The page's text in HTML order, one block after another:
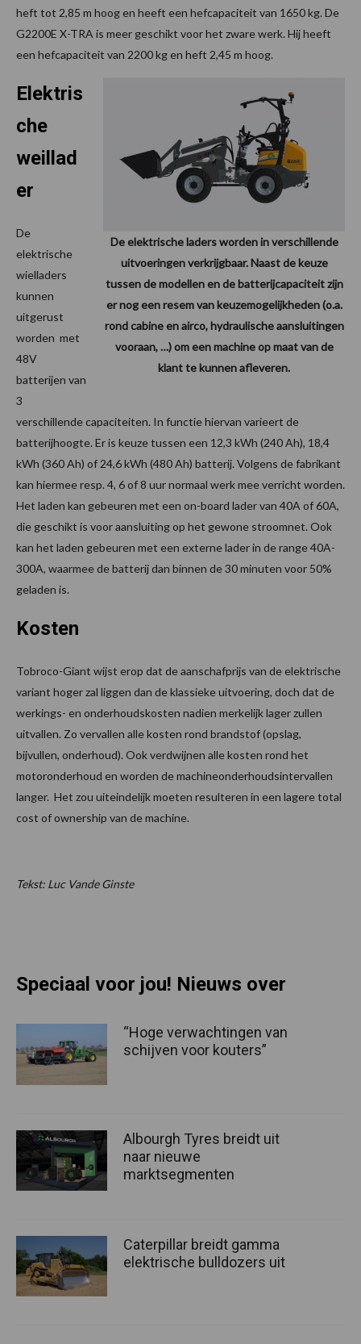
heft tot 2,85 m hoog en heeft een hefcapaciteit van 1650 kg. De
G2200E X-TRA is meer geschikt voor het zware werk. Hij heeft
een hefcapaciteit van 2200 kg en heft 2,45 m hoog.
De elektrische laders worden in verschillende
uitvoeringen verkrijgbaar. Naast de keuze
tussen de modellen en de batterijcapaciteit zijn
er nog een resem van keuzemogelijkheden (o.a.
rond cabine en airco, hydraulische aansluitingen
vooraan, …) om een machine op maat van de
klant te kunnen afleveren.
Elektris
che
weillad
er
De
elektrische
wielladers
kunnen
uitgerust
worden met
48V
batterijen van
3
verschillende capaciteiten. In functie hiervan varieert de
batterijhoogte. Er is keuze tussen een 12,3 kWh (240 Ah), 18,4
kWh (360 Ah) of 24,6 kWh (480 Ah) batterij. Volgens de fabrikant
kan hiermee resp. 4, 6 of 8 uur normaal werk mee verricht worden.
Het laden kan gebeuren met een on-board lader van 40A of 60A,
die geschikt is voor aansluiting op het gewone stroomnet. Ook
kan het laden gebeuren met een externe lader in de range 40A-
300A, waarmee de batterij dan binnen de 30 minuten voor 50%
geladen is.
Kosten
Tobroco-Giant wijst erop dat de aanschafprijs van de elektrische
variant hoger zal liggen dan de klassieke uitvoering, doch dat de
werkings- en onderhoudskosten nadien merkelijk lager zullen
uitvallen. Zo vervallen alle kosten rond brandstof (opslag,
bijvullen, onderhoud). Ook verdwijnen alle kosten rond het
motoronderhoud en worden de machineonderhoudsintervallen
langer. Het zou uiteindelijk moeten resulteren in een lagere total
cost of ownership van de machine.
Tekst: Luc Vande Ginste
Speciaal voor jou! Nieuws over
“Hoge verwachtingen van
schijven voor kouters”
Albourgh Tyres breidt uit
naar nieuwe
marktsegmenten
Caterpillar breidt gamma
elektrische bulldozers uit